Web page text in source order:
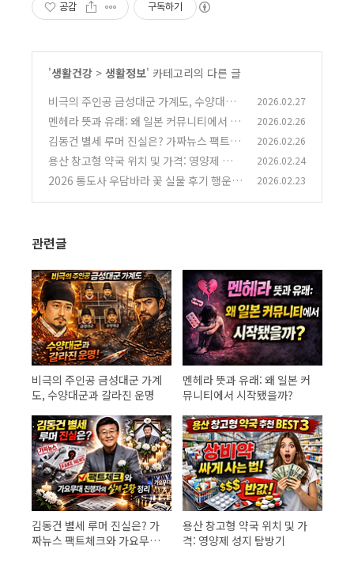
공감 구독하기
'생활건강 > 생활정보' 카테고리의 다른 글
비극의 주인공 금성대군 가계도, 수양대군
과 갈라진 운명
(0)
2026.02.27
멘헤라 뜻과 유래: 왜 일본 커뮤니티에서 시
작됐을까? (0)
2026.02.26
김동건 별세 루머 진실은? 가짜뉴스 팩트체
크와 가요무대 진행자의 실제 근황 정리
(0)
2026.02.26
용산 창고형 약국 위치 및 가격: 영양제 성지
탐방기 (0)
2026.02.24
2026 통도사 우담바라 꽃 실물 후기 행운을
2026.02.23
관련글
비극의 주인공 금성대군 가계
도, 수양대군과 갈라진 운명
멘헤라 뜻과 유래: 왜 일본 커
뮤니티에서 시작됐을까?
김동건 별세 루머 진실은? 가
짜뉴스 팩트체크와 가요무대
용산 창고형 약국 위치 및 가
격: 영양제 성지 탐방기